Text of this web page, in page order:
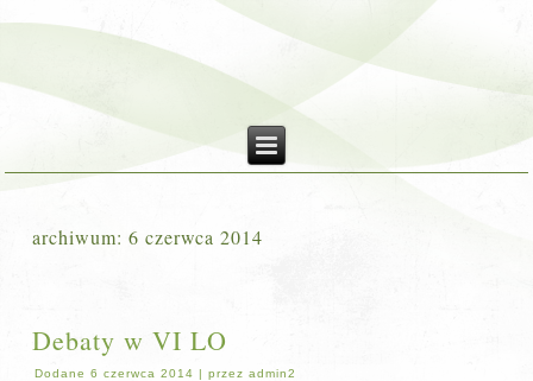
archiwum:6 czerwca 2014
Debaty w VI LO
Dodane 6 czerwca 2014 |przez admin2